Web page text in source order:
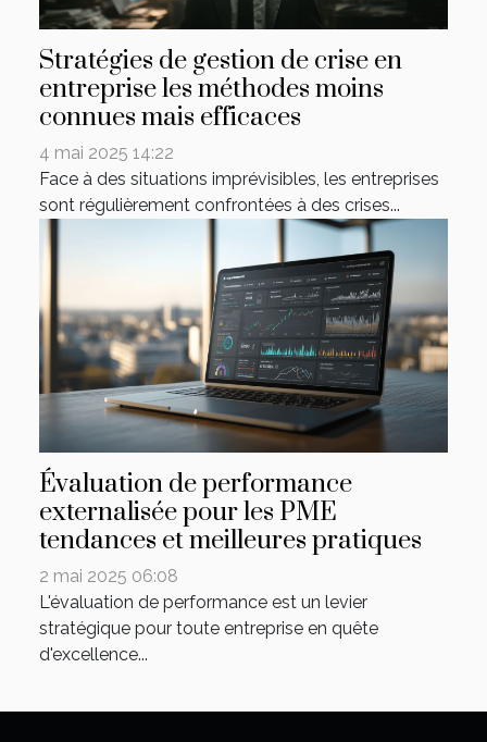
Stratégies de gestion de crise en
entreprise les méthodes moins
connues mais efficaces
4 mai 2025 14:22
Face à des situations imprévisibles, les entreprises
sont régulièrement confrontées à des crises...
Évaluation de performance
externalisée pour les PME
tendances et meilleures pratiques
2 mai 2025 06:08
L'évaluation de performance est un levier
stratégique pour toute entreprise en quête
d'excellence...